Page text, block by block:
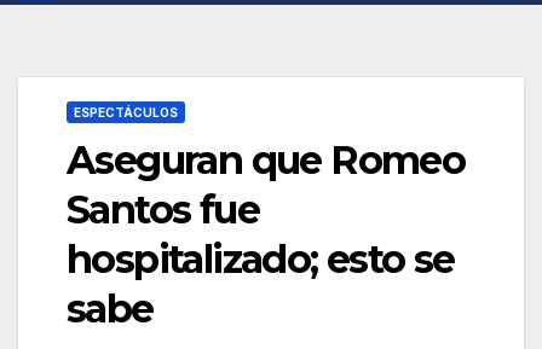
ESPECTÁCULOS
Aseguran que Romeo
Santos fue
hospitalizado; esto se
sabe